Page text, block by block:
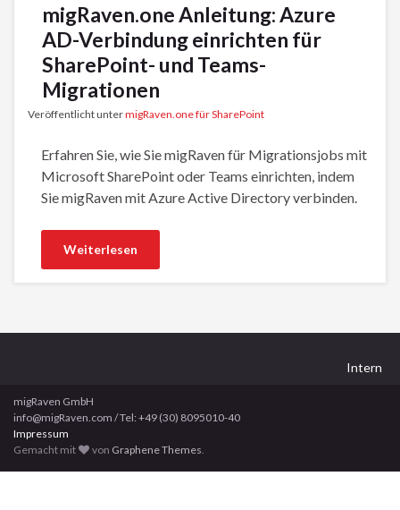
migRaven.one Anleitung: Azure
AD-Verbindung einrichten für
SharePoint- und Teams-
Migrationen
Veröffentlicht untermigRaven.one für SharePoint
Erfahren Sie, wie Sie migRaven für Migrationsjobs mit
Microsoft SharePoint oder Teams einrichten, indem
Sie migRaven mit Azure Active Directory verbinden.
Weiterlesen
Intern
migRaven GmbH
info@migRaven.com / Tel: +49 (30) 8095010-40
Impressum
Gemacht mit
von Graphene Themes